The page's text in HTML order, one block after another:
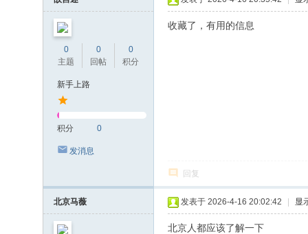
0
主题
0
回帖
0
积分
新手上路
积分 0
发消息
收藏了，有用的信息
回复
北京马薇 发表于 2026-4-16 20:02:42 显
北京人都应该了解一下